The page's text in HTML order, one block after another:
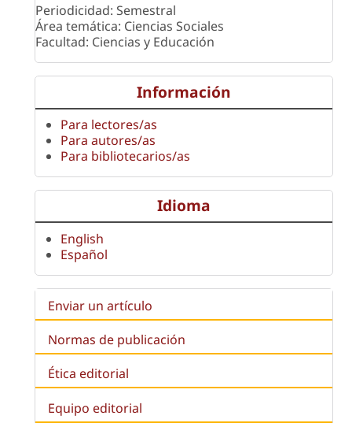
Periodicidad: Semestral
Área temática: Ciencias Sociales
Facultad: Ciencias y Educación
Información
Para lectores/as
Para autores/as
Para bibliotecarios/as
Idioma
English
Español
Enviar un artículo
Normas de publicación
Ética editorial
Equipo editorial